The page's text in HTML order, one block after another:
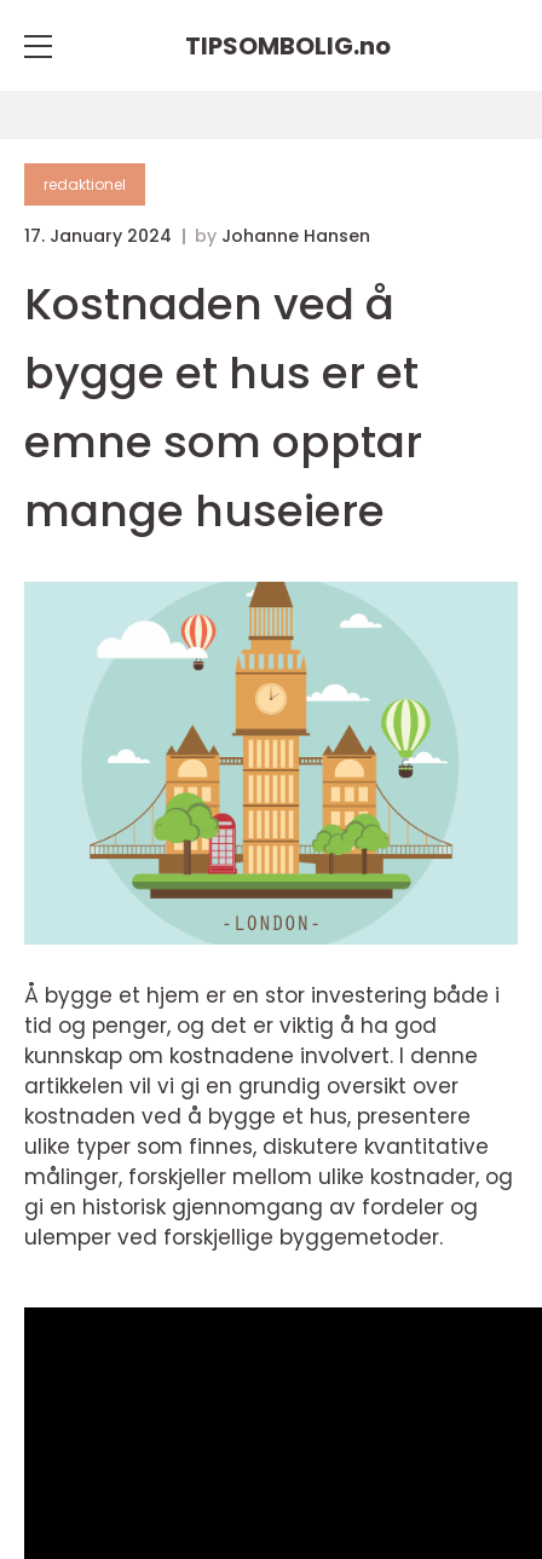
TIPSOMBOLIG.no
redaktionel
17. January 2024 by Johanne Hansen
Kostnaden ved å
bygge et hus er et
emne som opptar
mange huseiere
Å bygge et hjem er en stor investering både i
tid og penger, og det er viktig å ha god
kunnskap om kostnadene involvert. I denne
artikkelen vil vi gi en grundig oversikt over
kostnaden ved å bygge et hus, presentere
ulike typer som finnes, diskutere kvantitative
målinger, forskjeller mellom ulike kostnader, og
gi en historisk gjennomgang av fordeler og
ulemper ved forskjellige byggemetoder.